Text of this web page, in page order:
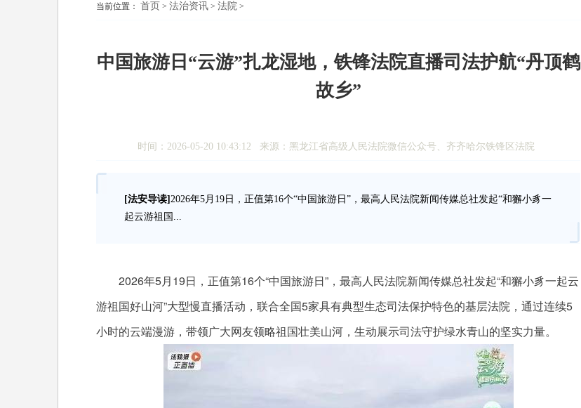
当前位置： 首页 > 法治资讯 > 法院 >
中国旅游日“云游”扎龙湿地，铁锋法院直播司法护航“丹顶鹤
故乡”
时间：2026-05-20 10:43:12 来源：黑龙江省高级人民法院微信公众号、齐齐哈尔铁锋区法院
[法安导读] 2026年5月19日，正值第16个“中国旅游日”，最高人民法院新闻传媒总社发起“和獬小豸一
起云游祖国...
2026年5月19日，正值第16个“中国旅游日”，最高人民法院新闻传媒总社发起“和獬小豸一起云
游祖国好山河”大型慢直播活动，联合全国5家具有典型生态司法保护特色的基层法院，通过连续5
小时的云端漫游，带领广大网友领略祖国壮美山河，生动展示司法守护绿水青山的坚实力量。